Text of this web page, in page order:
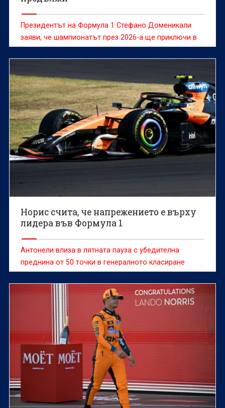
Президентът на Формула 1 Стефано Доменикали
заяви, че шампионатът през 2026-a ще приключи в
Европа, ако конфликтът в Близкия изток направи
невъзможно провеждането на състезанията в
Норис счита, че напрежението е върху
лидера във Формула 1
Антонели влиза в лятната пауза с убедителна
преднина от 50 точки в генералното класиране